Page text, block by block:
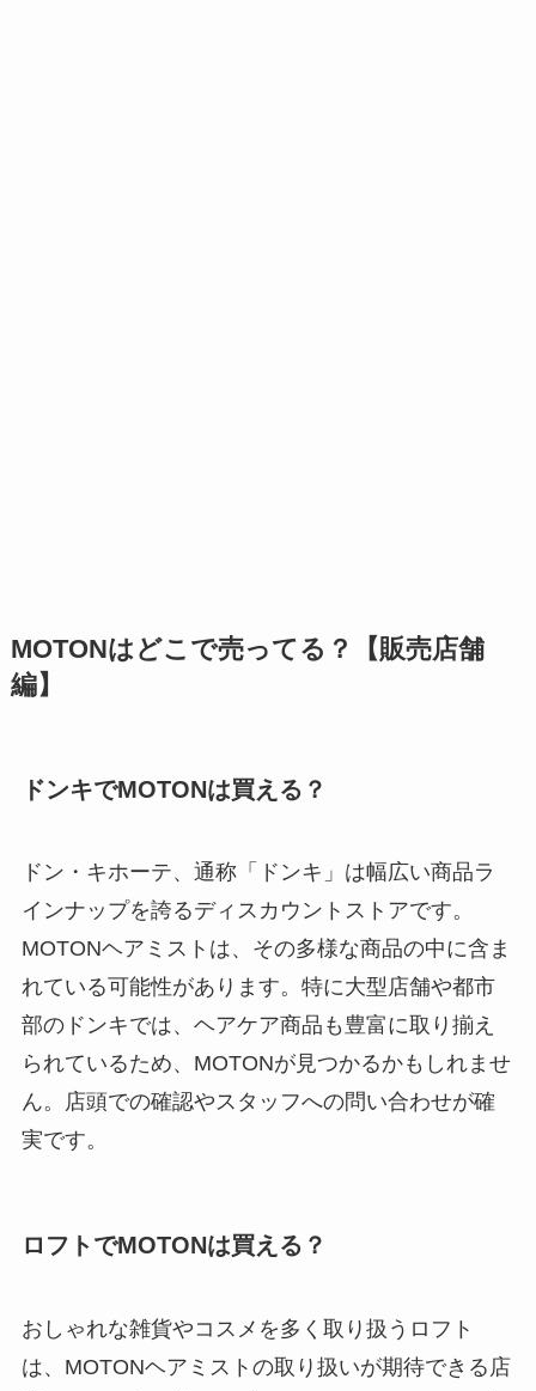
MOTONはどこで売ってる？【販売店舗
編】
ドンキでMOTONは買える？
ドン・キホーテ、通称「ドンキ」は幅広い商品ラ
インナップを誇るディスカウントストアです。
MOTONヘアミストは、その多様な商品の中に含ま
れている可能性があります。特に大型店舗や都市
部のドンキでは、ヘアケア商品も豊富に取り揃え
られているため、MOTONが見つかるかもしれませ
ん。店頭での確認やスタッフへの問い合わせが確
実です。
ロフトでMOTONは買える？
おしゃれな雑貨やコスメを多く取り扱うロフト
は、MOTONヘアミストの取り扱いが期待できる店